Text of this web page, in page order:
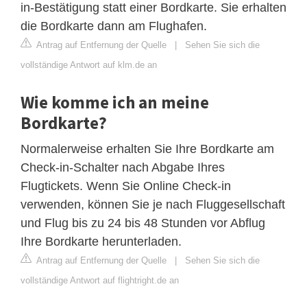
in-Bestätigung statt einer Bordkarte. Sie erhalten
die Bordkarte dann am Flughafen.
Antrag auf Entfernung der Quelle
Sehen Sie sich die
vollständige Antwort auf klm.de an
Wie komme ich an meine
Bordkarte?
Normalerweise erhalten Sie Ihre Bordkarte am
Check-in-Schalter nach Abgabe Ihres
Flugtickets. Wenn Sie Online Check-in
verwenden, können Sie je nach Fluggesellschaft
und Flug bis zu 24 bis 48 Stunden vor Abflug
Ihre Bordkarte herunterladen.
Antrag auf Entfernung der Quelle
Sehen Sie sich die
vollständige Antwort auf flightright.de an